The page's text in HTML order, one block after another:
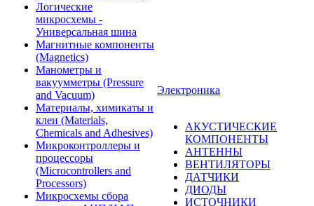
Логические
микросхемы -
Универсальная шина
Магнитные компоненты
(Magnetics)
Манометры и
вакуумметры (Pressure
and Vacuum)
Материалы, химикаты и
клеи (Materials,
Chemicals and Adhesives)
Микроконтроллеры и
процессоры
(Microcontrollers and
Processors)
Микросхемы сбора
Электроника
АКУСТИЧЕСКИЕ
КОМПОНЕНТЫ
АНТЕННЫ
ВЕНТИЛЯТОРЫ
ДАТЧИКИ
ДИОДЫ
ИСТОЧНИКИ